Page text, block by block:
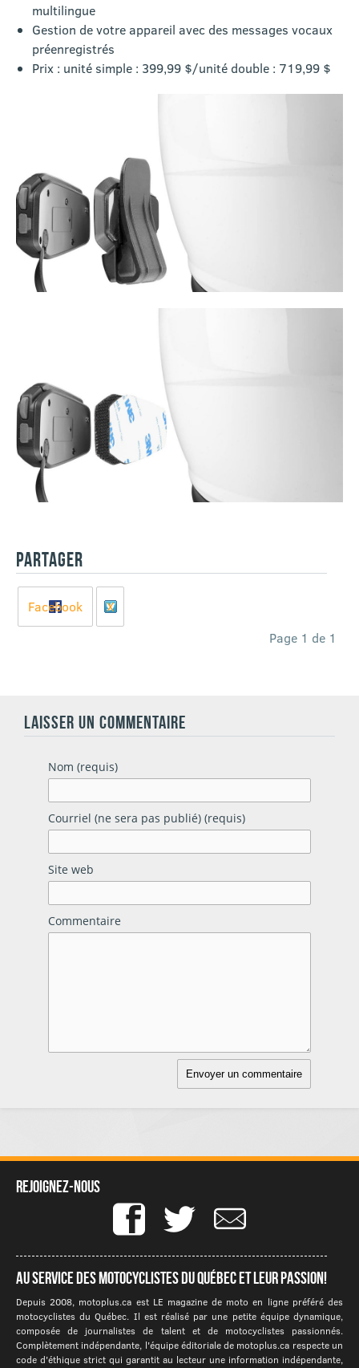
multilingue
Gestion de votre appareil avec des messages vocaux
préenregistrés
Prix : unité simple : 399,99 $/unité double : 719,99 $
PARTAGER
Facebook
X
Page 1 de 1
LAISSER UN COMMENTAIRE
Nom (requis)
Courriel (ne sera pas publié) (requis)
Site web
Commentaire
Rejoignez-nous
Au service des motocyclistes du québec et leur passion!
Depuis 2008, motoplus.ca est LE magazine de moto en ligne préféré des
motocyclistes du Québec. Il est réalisé par une petite équipe dynamique,
composée de journalistes de talent et de motocyclistes passionnés.
Complètement indépendante, l'équipe éditoriale de motoplus.ca respecte un
code d'éthique strict qui garantit au lecteur une information indépendante,